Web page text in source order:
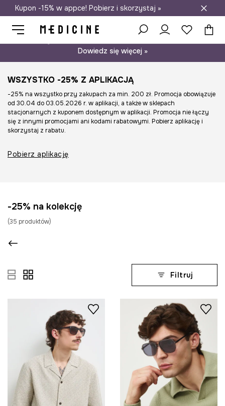
Darmowa dostawa do salonów
Kupon -15% w appce! Pobierz i skorzystaj »
Dowiedz się więcej »
WSZYSTKO -25% Z APLIKACJĄ
-25% na wszystko przy zakupach za min. 200 zł. Promocja obowiązuje
od 30.04 do 03.05.2026 r. w aplikacji, a także w sklepach
stacjonarnych z kuponem dostępnym w aplikacji. Promocja nie łączy
się z innymi promocjami ani kodami rabatowymi. Pobierz aplikację i
skorzystaj z rabatu.
Pobierz aplikację
-25% na kolekcję
(35 produktów)
Filtruj